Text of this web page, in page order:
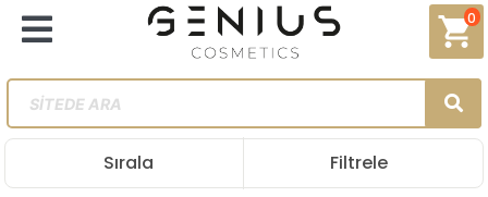
shopping_cart
0
Sırala Filtrele